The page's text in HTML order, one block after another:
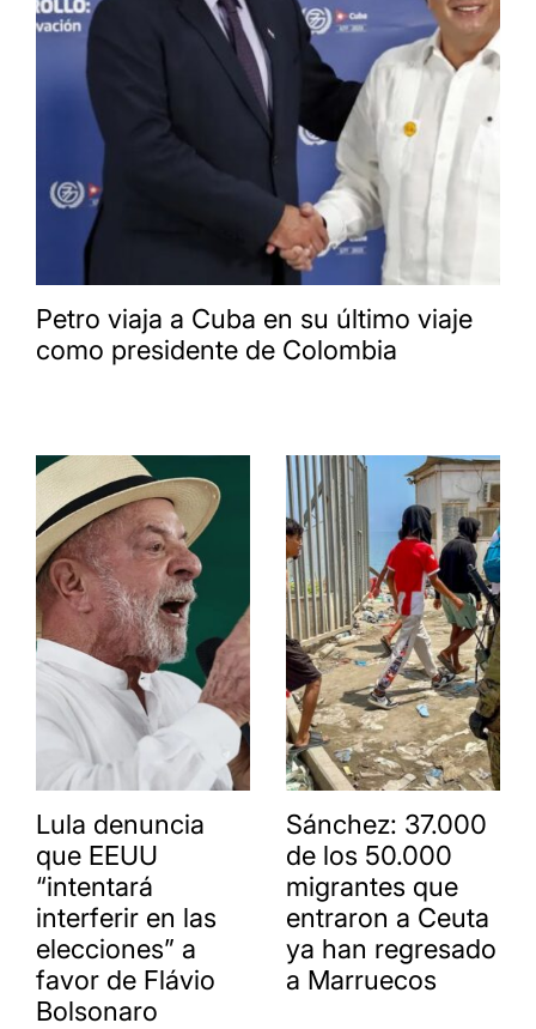
Petro viaja a Cuba en su último viaje
como presidente de Colombia
Lula denuncia
que EEUU
“intentará
interferir en las
elecciones” a
favor de Flávio
Bolsonaro
Sánchez: 37.000
de los 50.000
migrantes que
entraron a Ceuta
ya han regresado
a Marruecos